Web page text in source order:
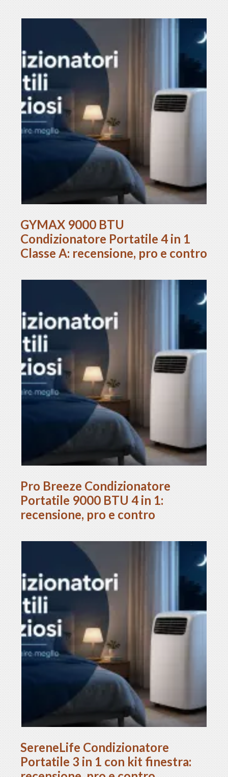
GYMAX 9000 BTU
Condizionatore Portatile 4 in 1
Classe A: recensione, pro e contro
Pro Breeze Condizionatore
Portatile 9000 BTU 4 in 1:
recensione, pro e contro
SereneLife Condizionatore
Portatile 3 in 1 con kit finestra: